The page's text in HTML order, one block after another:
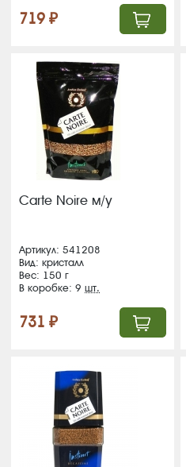
719 ₽
Carte Noire м/у
Артикул: 541208
Вид: кристалл
Вес: 150 г
В коробке: 9шт.
731 ₽